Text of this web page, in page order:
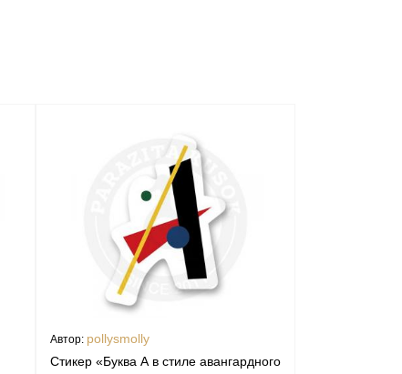
Автор: pollysmolly
Стикер «Буква А в стиле авангардного